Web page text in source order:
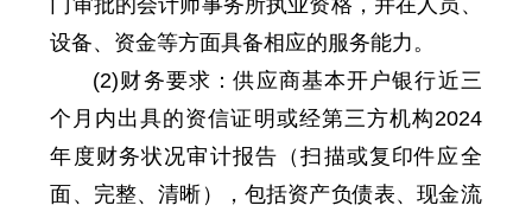
设备、资金等方面具备相应的服务能力。
(2)财务要求：供应商基本开户银行近三
个月内出具的资信证明或经第三方机构2024
年度财务状况审计报告（扫描或复印件应全
面、完整、清晰）， 包括资产负债表、现金流